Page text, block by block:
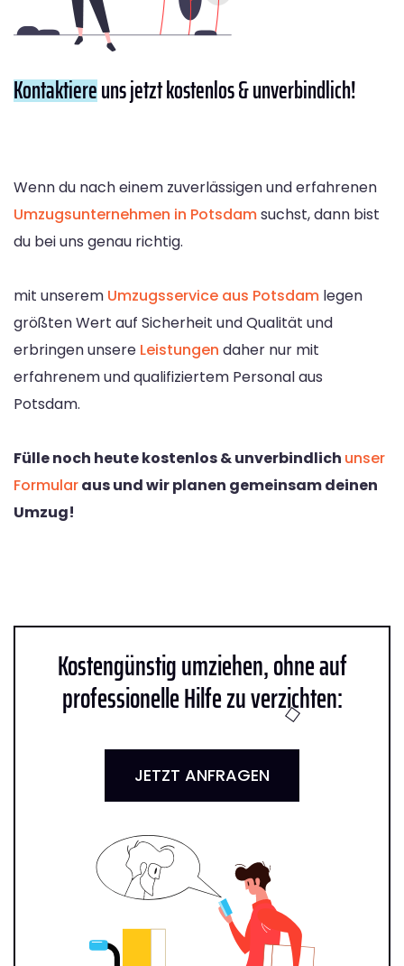
Kontaktiereuns jetzt kostenlos & unverbindlich!
Wenn du nach einem zuverlässigen und erfahrenen
Umzugsunternehmen in Potsdamsuchst, dann bist
du bei uns genau richtig.
mit unserem Umzugsservice aus Potsdam legen
größten Wert auf Sicherheit und Qualität und
erbringen unsere Leistungen daher nur mit
erfahrenem und qualifiziertem Personal aus
Potsdam.
Fülle noch heute kostenlos & unverbindlich unser
Formularaus und wir planen gemeinsam deinen
Umzug!
Kostengünstig umziehen, ohne auf
professionelle Hilfe zu verzichten:
JETZT ANFRAGEN